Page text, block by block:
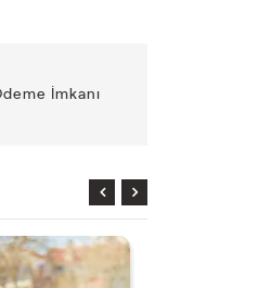
İmkanı